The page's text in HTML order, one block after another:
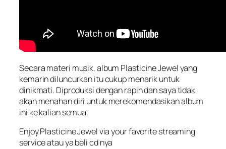
Secara materi musik, album Plasticine Jewel yang
kemarin diluncurkan itu cukup menarik untuk
dinikmati. Diproduksi dengan rapih dan saya tidak
akan menahan diri untuk merekomendasikan album
ini ke kalian semua.
Enjoy Plasticine Jewel via your favorite streaming
serviceatau ya beli cd nya